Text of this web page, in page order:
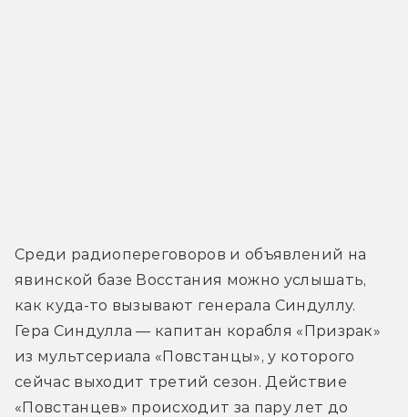
Среди радиопереговоров и объявлений на
явинской базе Восстания можно услышать,
как куда-то вызывают генерала Синдуллу.
Гера Синдулла — капитан корабля «Призрак»
из мультсериала «Повстанцы», у которого
сейчас выходит третий сезон. Действие
«Повстанцев» происходит за пару лет до